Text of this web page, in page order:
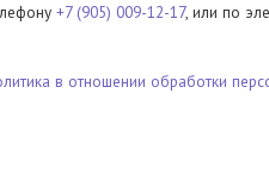
+7 (905) 009-12-17, или по
в отношении обработки